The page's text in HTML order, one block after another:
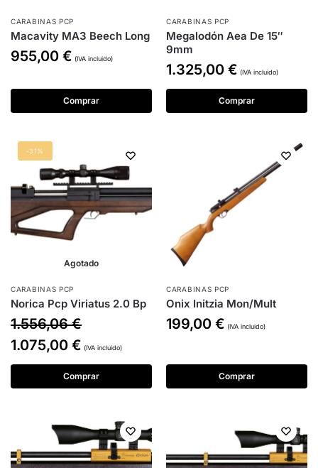
CARABINAS PCP
Macavity MA3 Beech Long
955,00 € (IVA incluido)
Comprar
CARABINAS PCP
Megalodón Aea De 15″
9mm
1.325,00 € (IVA incluido)
Comprar
-31%
Agotado
CARABINAS PCP
Norica Pcp Viriatus 2.0 Bp
1.556,06€
1.075,00 € (IVA incluido)
Comprar
CARABINAS PCP
Onix Initzia Mon/Mult
199,00 € (IVA incluido)
Comprar